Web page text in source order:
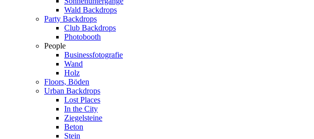
Wald Backdrops
Party Backdrops
Club Backdrops
Photobooth
People
Businessfotografie
Wand
Holz
Floors, Böden
Urban Backdrops
Lost Places
In the City
Ziegelsteine
Beton
Stein